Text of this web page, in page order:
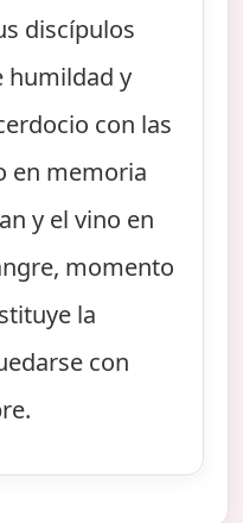
discípulos
humildad y
con las
en memoria
y el vino en
momento
la
con